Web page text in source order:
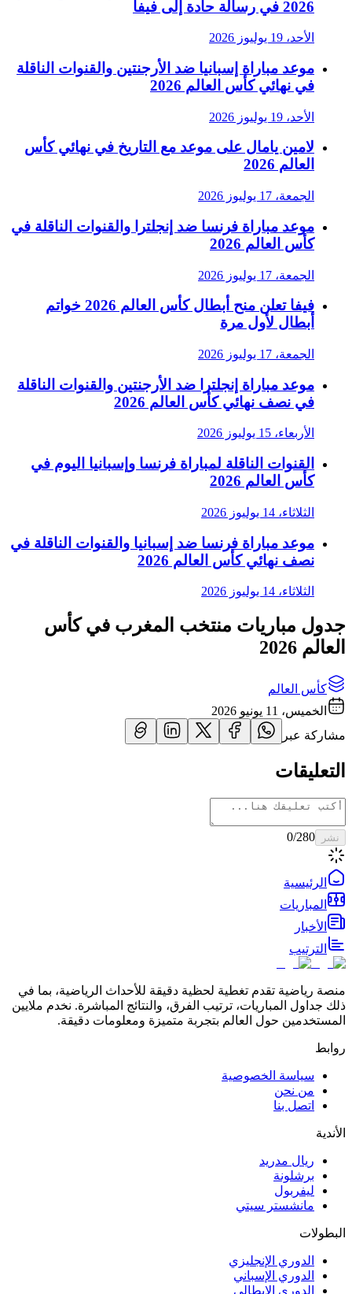
2026 في رسالة حادة إلى فيفا
الأحد، 19 يوليوز 2026
موعد مباراة إسبانيا ضد الأرجنتين والقنوات الناقلة
في نهائي كأس العالم 2026
الأحد، 19 يوليوز 2026
لامين يامال على موعد مع التاريخ في نهائي كأس
العالم 2026
الجمعة، 17 يوليوز 2026
موعد مباراة فرنسا ضد إنجلترا والقنوات الناقلة في
كأس العالم 2026
الجمعة، 17 يوليوز 2026
فيفا تعلن منح أبطال كأس العالم 2026 خواتم
أبطال لأول مرة
الجمعة، 17 يوليوز 2026
موعد مباراة إنجلترا ضد الأرجنتين والقنوات الناقلة
في نصف نهائي كأس العالم 2026
الأربعاء، 15 يوليوز 2026
القنوات الناقلة لمباراة فرنسا وإسبانيا اليوم في
كأس العالم 2026
الثلاثاء، 14 يوليوز 2026
موعد مباراة فرنسا ضد إسبانيا والقنوات الناقلة في
نصف نهائي كأس العالم 2026
الثلاثاء، 14 يوليوز 2026
جدول مباريات منتخب المغرب في كأس
العالم 2026
كأس العالم
الخميس، 11 يونيو 2026
مشاركة عبر
التعليقات
نشر 0/280
الرئيسية
المباريات
الأخبار
الترتيب
منصة رياضية تقدم تغطية لحظية دقيقة للأحداث الرياضية، بما في
ذلك جداول المباريات، ترتيب الفرق، والنتائج المباشرة. نخدم ملايين
المستخدمين حول العالم بتجربة متميزة ومعلومات دقيقة.
روابط
سياسة الخصوصية
من نحن
اتصل بنا
الأندية
ريال مدريد
برشلونة
ليفربول
مانشستر سيتي
البطولات
الدوري الإنجليزي
الدوري الإسباني
الدوري الإيطالي